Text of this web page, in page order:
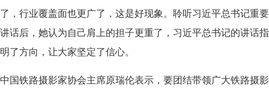
了，行业覆盖面也更广了，这是好现象。聆听习近平总书记重要
讲话后，她认为自己肩上的担子更重了，习近平总书记的讲话指
明了方向，让大家坚定了信心。
中国铁路摄影家协会主席原瑞伦表示，要团结带领广大铁路摄影